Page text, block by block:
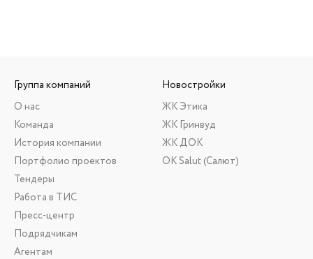
Группа компаний
О нас
Команда
История компании
Портфолио проектов
Тендеры
Работа в ТИС
Пресс-центр
Подрядчикам
Агентам
Новостройки
ЖК Этика
ЖК Гринвуд
ЖК ДОК
ОК Salut (Салют)